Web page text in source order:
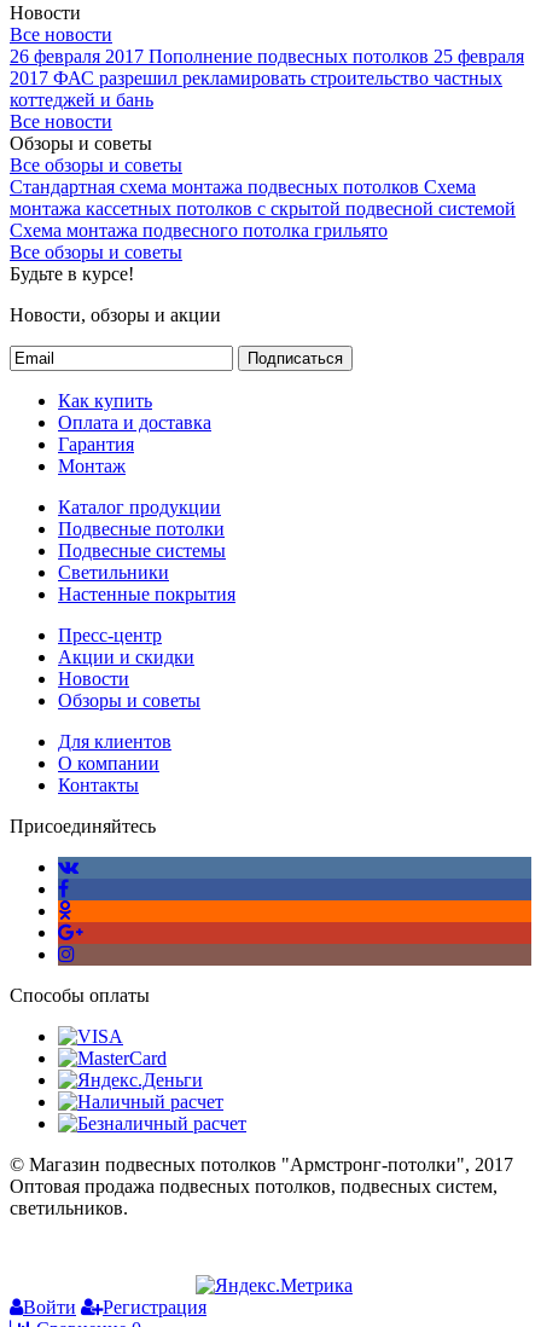
Новости
Все новости
26 февраля 2017 Пополнение подвесных потолков 25 февраля
2017 ФАС разрешил рекламировать строительство частных
коттеджей и бань
Все новости
Обзоры и советы
Все обзоры и советы
Стандартная схема монтажа подвесных потолков Схема
монтажа кассетных потолков с скрытой подвесной системой
Схема монтажа подвесного потолка грильято
Все обзоры и советы
Будьте в курсе!
Новости, обзоры и акции
Подписаться
Как купить
Оплата и доставка
Гарантия
Монтаж
Каталог продукции
Подвесные потолки
Подвесные системы
Светильники
Настенные покрытия
Пресс-центр
Акции и скидки
Новости
Обзоры и советы
Для клиентов
О компании
Контакты
Присоединяйтесь
Способы оплаты
© Магазин подвесных потолков "Армстронг-потолки", 2017
Оптовая продажа подвесных потолков, подвесных систем,
светильников.
Войти
Регистрация